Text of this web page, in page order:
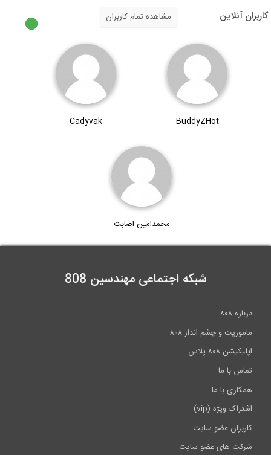
نحوه تزریق گروت در ترک افقی کف
محافظت از انکر بولت ها حین بتن ریزی
کاربران آنلاین مشاهده تمام کاربران
BuddyZHot
Cadyvak
محمدامین اصابت
شبکه اجتماعی مهندسین 808
درباره ۸۰۸
ماموریت و چشم انداز ۸۰۸
اپلیکیشن ۸۰۸ پلاس
تماس با ما
همکاری با ما
اشتراک ویژه (vip)
کاربران عضو سایت
شرکت های عضو سایت